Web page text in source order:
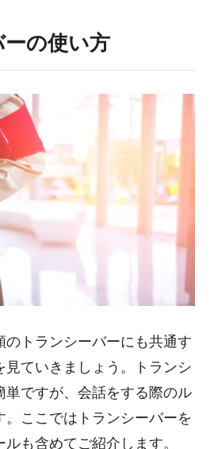
ーの使い方
のトランシーバーにも共通す
見ていきましょう。トランシ
単ですが、会話をする際のル
。ここではトランシーバーを
も含めてご紹介します。